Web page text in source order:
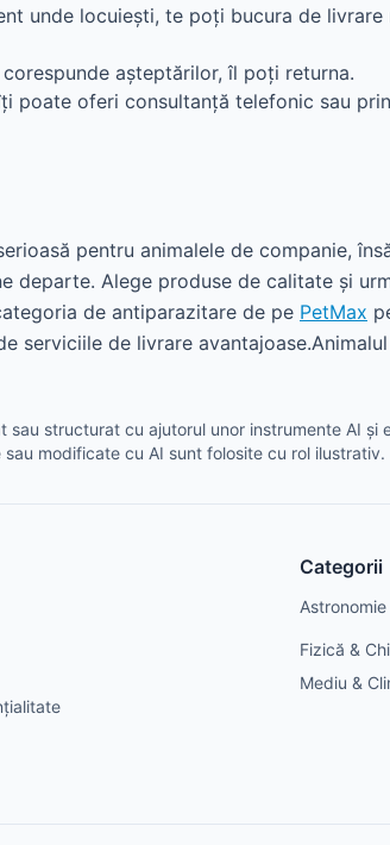
unde locuiești, te poți bucura de livrare
așteptărilor, îl poți returna.
poate oferi consultanță telefonic sau
pentru animalele de companie,
departe. Alege produse de calitate și
de antiparazitare de pe PetMax
serviciile de livrare
structurat cu ajutorul unor instrumente AI și
modificate cu AI sunt folosite cu rol ilustrativ.
Categorii
Fizică &
Mediu &